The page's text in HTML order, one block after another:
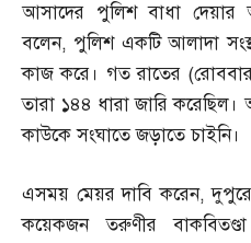
আসাদের পুলিশ বাধা দেয়ার
বলেন, পুলিশ একটি আলাদা
কাজ করে। গত রাতের (
তারা ১৪৪ ধারা জারি
কাউকে সংঘাতে জড়াতে চাইনি।
এসময় মেয়র দাবি করেন,
কয়েকজন তরুণীর